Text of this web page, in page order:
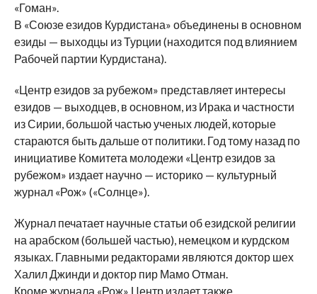
«Гоман».
В «Союзе езидов Курдистана» объединены в основном
езиды — выходцы из Турции (находится под влиянием
Рабочей партии Курдистана).
«Центр езидов за рубежом» представляет интересы
езидов — выходцев, в основном, из Ирака и частности
из Сирии, большой частью ученых людей, которые
стараются быть дальше от политики. Год тому назад по
инициативе Комитета молодежи «Центр езидов за
рубежом» издает научно — историко — культурный
журнал «Рож» («Солнце»).
Журнал печатает научные статьи об езидской религии
на арабском (большей частью), немецком и курдском
языках. Главными редакторами являются доктор шех
Халил Джинди и доктор пир Мамо Отман.
Кроме журнала «Рож» Центр издает также